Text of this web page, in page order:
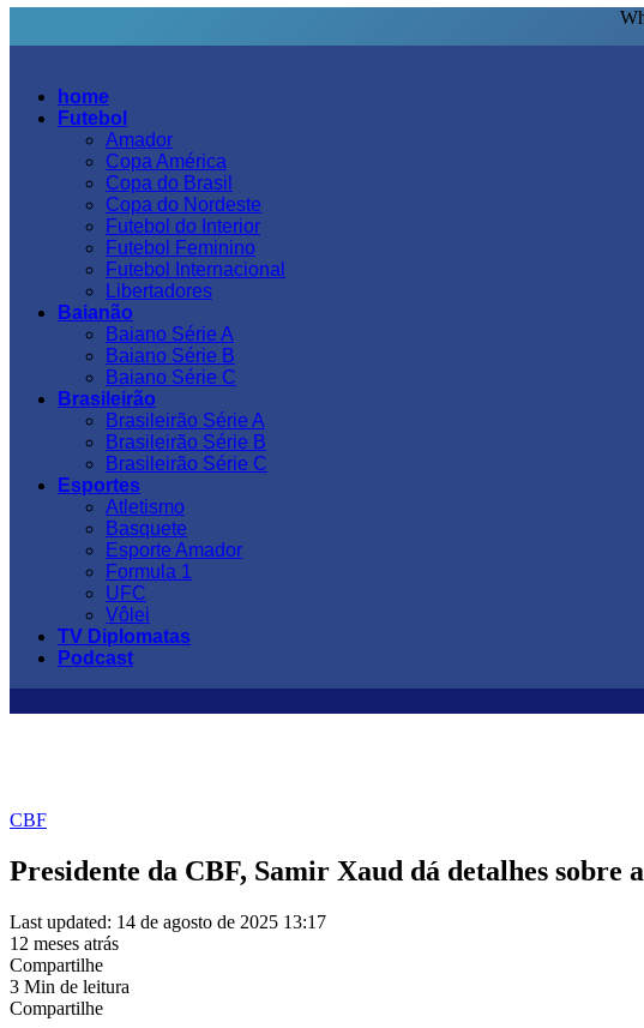
home
Futebol
Amador
Copa América
Copa do Brasil
Copa do Nordeste
Futebol do Interior
Futebol Feminino
Futebol Internacional
Libertadores
Baianão
Baiano Série A
Baiano Série B
Baiano Série C
Brasileirão
Brasileirão Série A
Brasileirão Série B
Brasileirão Série C
Esportes
Atletismo
Basquete
Esporte Amador
Formula 1
UFC
Vôlei
TV Diplomatas
Podcast
CBF
Presidente da CBF, Samir Xaud dá detalhes
Last updated: 14 de agosto de 2025 13:17
12 meses atrás
Compartilhe
3 Min de leitura
Compartilhe